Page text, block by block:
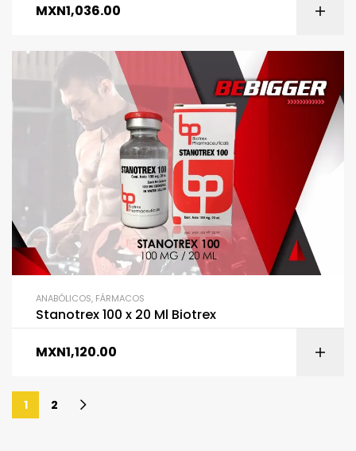
MXN1,036.00
ANABÓLICOS, FÁRMACOS
Stanotrex 100 x 20 Ml Biotrex
MXN1,120.00
1 2